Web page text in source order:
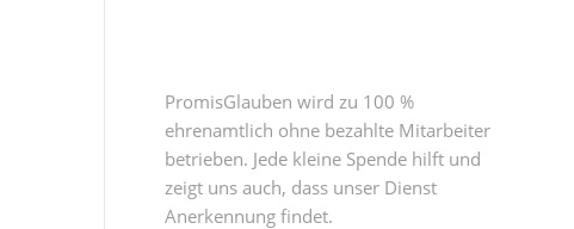
PromisGlauben wird zu 100 %
ehrenamtlich ohne bezahlte Mitarbeiter
betrieben. Jede kleine Spende hilft und
zeigt uns auch, dass unser Dienst
Anerkennung findet.